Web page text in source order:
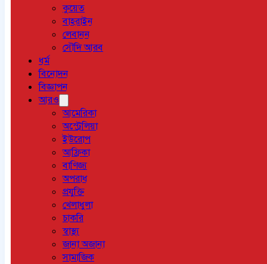
কুয়েত
বাহরাইন
লেবানন
সৌদি আরব
ধর্ম
বিনোদন
বিজ্ঞাপন
আরও
আমেরিকা
অস্ট্রেলিয়া
ইউরোপ
আফ্রিকা
বাণিজ্য
অপরাধ
প্রযুক্তি
খেলাধুলা
চাকরি
স্বাস্থ্য
জানা অজানা
সামাজিক